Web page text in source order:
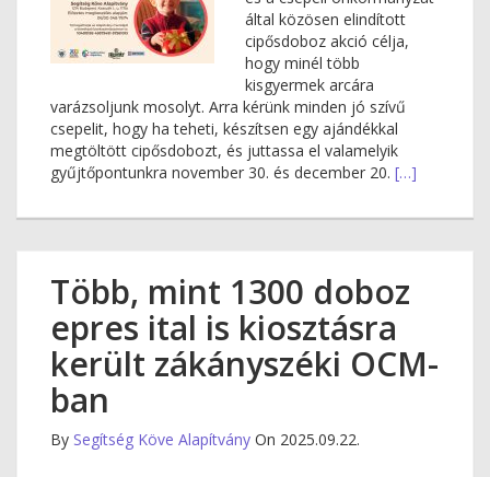
által közösen elindított
cipősdoboz akció célja,
hogy minél több
kisgyermek arcára
varázsoljunk mosolyt. Arra kérünk minden jó szívű
csepelit, hogy ha teheti, készítsen egy ajándékkal
megtöltött cipősdobozt, és juttassa el valamelyik
gyűjtőpontunkra november 30. és december 20. […]
Több, mint 1300 doboz
epres ital is kiosztásra
került zákányszéki OCM-
ban
By Segítség Köve Alapítvány On 2025.09.22.